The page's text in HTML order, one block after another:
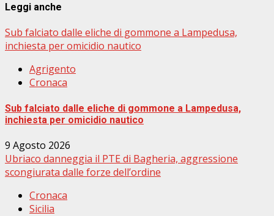
Leggi anche
Sub falciato dalle eliche di gommone a Lampedusa,
inchiesta per omicidio nautico
Agrigento
Cronaca
Sub falciato dalle eliche di gommone a Lampedusa,
inchiesta per omicidio nautico
9 Agosto 2026
Ubriaco danneggia il PTE di Bagheria, aggressione
scongiurata dalle forze dell’ordine
Cronaca
Sicilia